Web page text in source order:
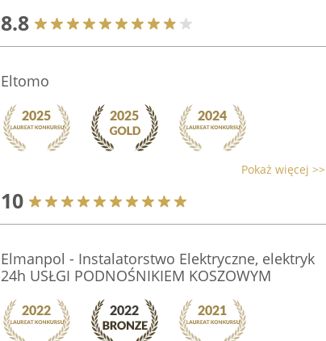
8.8
Eltomo
Pokaż więcej >>
10
Elmanpol - Instalatorstwo Elektryczne, elektryk
24h USŁGI PODNOŚNIKIEM KOSZOWYM